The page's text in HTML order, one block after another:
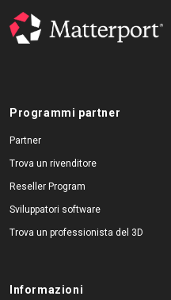
Programmi partner
Partner
Trova un rivenditore
Reseller Program
Sviluppatori software
Trova un professionista del 3D
Informazioni